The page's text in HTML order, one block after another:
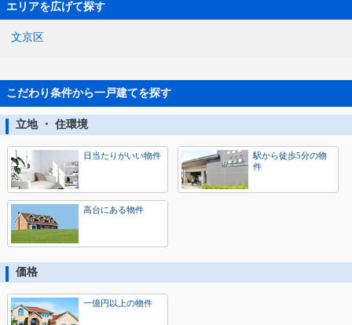
エリアを広げて探す
文京区
こだわり条件から一戸建てを探す
立地 ・ 住環境
日当たりがいい物件
駅から徒歩5分の物
件
高台にある物件
価格
一億円以上の物件